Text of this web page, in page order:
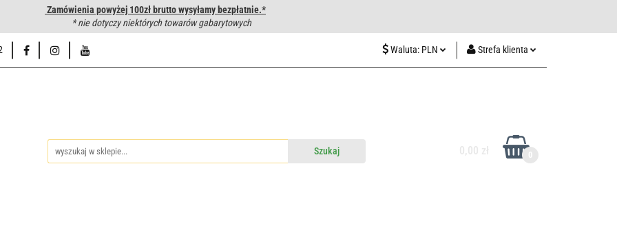
Zamówienia powyżej 100zł brutto wysyłamy bezpłatnie.*
* nie dotyczy niektórych towarów gabarytowych
Waluta: PLN Strefa klienta
węży hydraulicznych Hurtownia Napisz do nas